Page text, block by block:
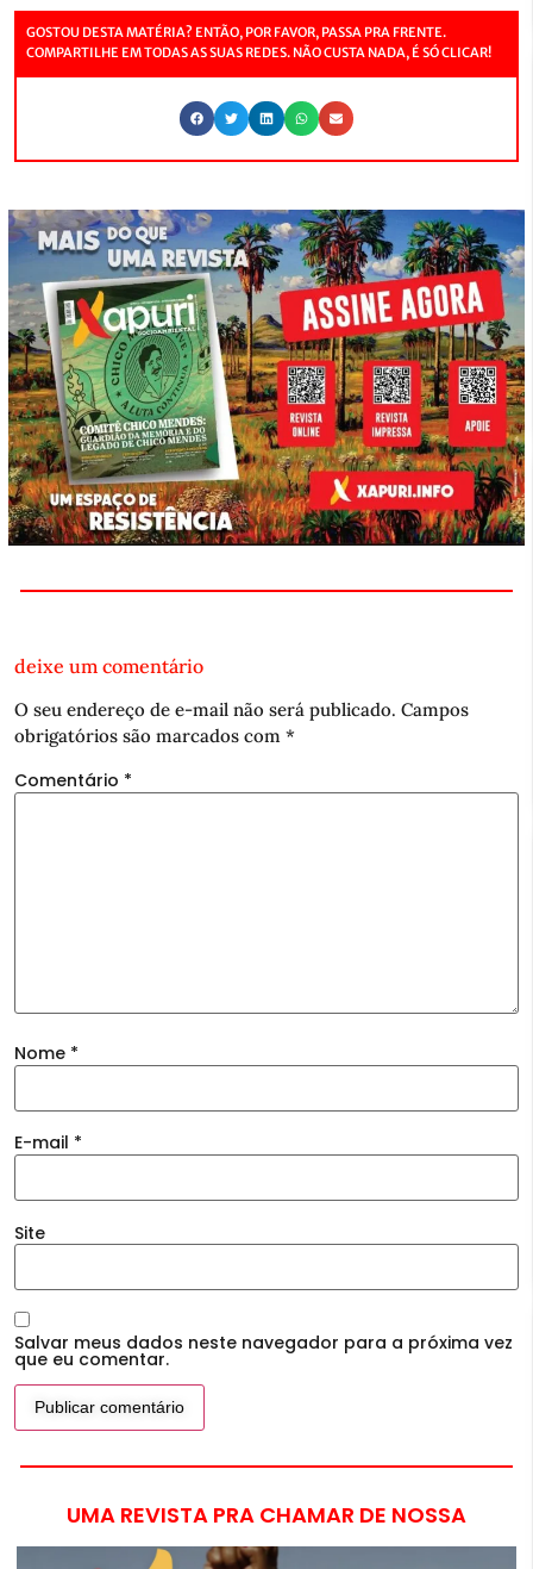
GOSTOU DESTA MATÉRIA? ENTÃO, POR FAVOR, PASSA PRA FRENTE.
COMPARTILHE EM TODAS AS SUAS REDES. NÃO CUSTA NADA, É SÓ CLICAR!
deixe um comentário
O seu endereço de e-mail não será publicado. Campos
obrigatórios são marcados com *
Comentário *
Nome *
E-mail *
Site
Salvar meus dados neste navegador para a próxima vez
que eu comentar.
UMA REVISTA PRA CHAMAR DE NOSSA